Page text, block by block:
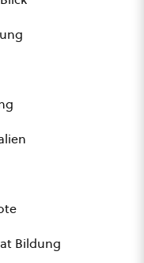
Bildung